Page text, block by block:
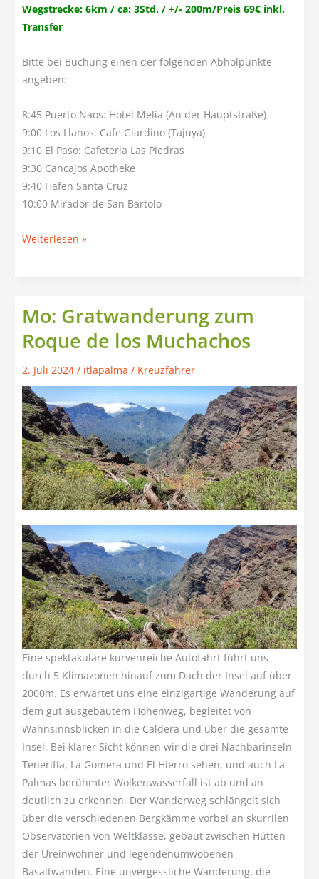
Wegstrecke: 6km / ca: 3Std. / +/- 200m/Preis 69€ inkl.
Transfer
Bitte bei Buchung einen der folgenden Abholpunkte
angeben:
8:45 Puerto Naos: Hotel Melia (An der Hauptstraße)
9:00 Los Llanos: Cafe Giardino (Tajuya)
9:10 El Paso: Cafeteria Las Piedras
9:30 Cancajos Apotheke
9:40 Hafen Santa Cruz
10:00 Mirador de San Bartolo
Genusstour
Weiterlesen »
Mo: Gratwanderung zum
Roque de los Muchachos
2. Juli 2024/ itlapalma/ Kreuzfahrer
Eine spektakuläre kurvenreiche Autofahrt führt uns
durch 5 Klimazonen hinauf zum Dach der Insel auf über
2000m. Es erwartet uns eine einzigartige Wanderung auf
dem gut ausgebautem Höhenweg, begleitet von
Wahnsinnsblicken in die Caldera und über die gesamte
Insel. Bei klarer Sicht können wir die drei Nachbarinseln
Teneriffa, La Gomera und El Hierro sehen, und auch La
Palmas berühmter Wolkenwasserfall ist ab und an
deutlich zu erkennen. Der Wanderweg schlängelt sich
über die verschiedenen Bergkämme vorbei an skurrilen
Observatorien von Weltklasse, gebaut zwischen Hütten
der Ureinwohner und legendenumwobenen
Basaltwänden. Eine unvergessliche Wanderung, die